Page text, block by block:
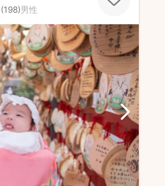
(198)男性